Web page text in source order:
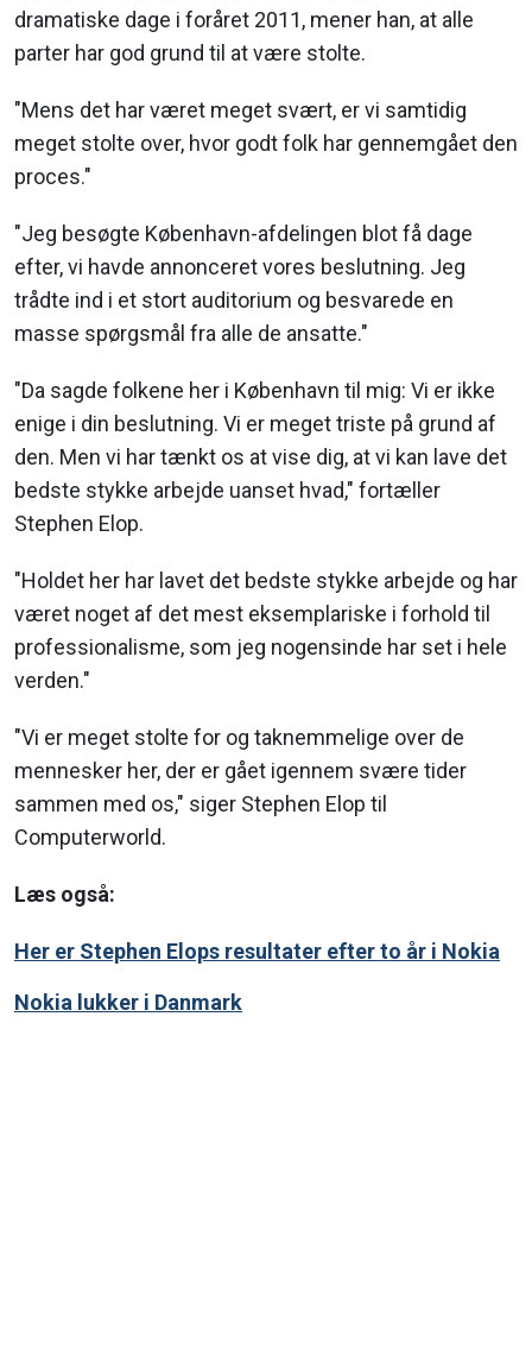
dramatiske dage i foråret 2011, mener han, at alle
parter har god grund til at være stolte.
"Mens det har været meget svært, er vi samtidig
meget stolte over, hvor godt folk har gennemgået den
proces."
"Jeg besøgte København-afdelingen blot få dage
efter, vi havde annonceret vores beslutning. Jeg
trådte ind i et stort auditorium og besvarede en
masse spørgsmål fra alle de ansatte."
"Da sagde folkene her i København til mig: Vi er ikke
enige i din beslutning. Vi er meget triste på grund af
den. Men vi har tænkt os at vise dig, at vi kan lave det
bedste stykke arbejde uanset hvad," fortæller
Stephen Elop.
"Holdet her har lavet det bedste stykke arbejde og har
været noget af det mest eksemplariske i forhold til
professionalisme, som jeg nogensinde har set i hele
verden."
"Vi er meget stolte for og taknemmelige over de
mennesker her, der er gået igennem svære tider
sammen med os," siger Stephen Elop til
Computerworld.
Læs også:
Her er Stephen Elops resultater efter to år i Nokia
Nokia lukker i Danmark